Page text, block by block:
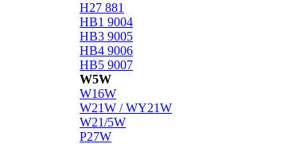
H27 881
HB1 9004
HB3 9005
HB4 9006
HB5 9007
W5W
W16W
W21W / WY21W
W21/5W
P27W